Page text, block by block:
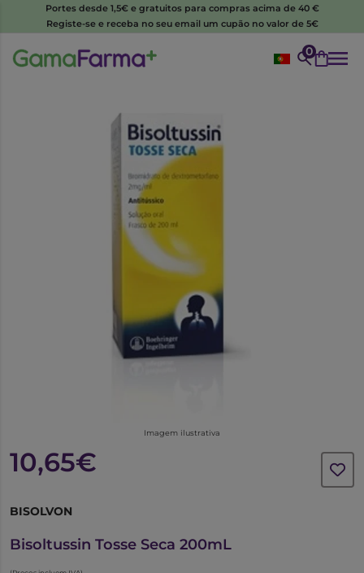
Portes desde 1,5€ e gratuitos para compras acima de 40 €
Registe-se e receba no seu email um cupão no valor de 5€
0
Imagem ilustrativa
10,65€
BISOLVON
Bisoltussin Tosse Seca 200mL